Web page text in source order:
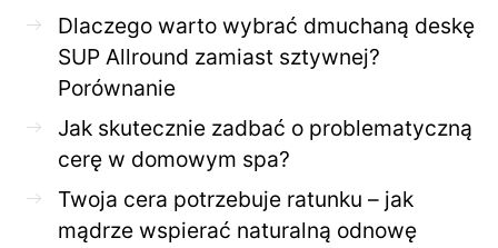
Dlaczego warto wybrać dmuchaną deskę
SUP Allround zamiast sztywnej?
Porównanie
Jak skutecznie zadbać o problematyczną
cerę w domowym spa?
Twoja cera potrzebuje ratunku – jak
mądrze wspierać naturalną odnowę